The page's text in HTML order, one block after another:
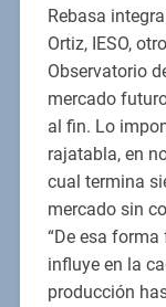
Rebasa
Ortiz, IESO,
Observatorio
mercado
al fin. Lo
rajatabla, en
cual termina
mercado sin
“De esa
influye en la
producción